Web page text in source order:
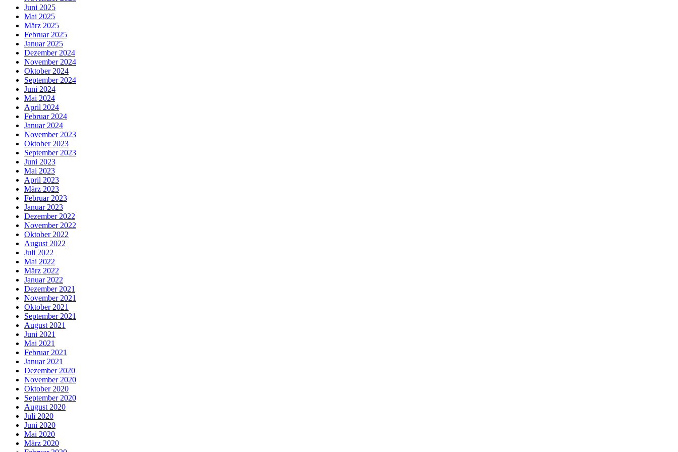
Juni 2025
Mai 2025
März 2025
Februar 2025
Januar 2025
Dezember 2024
November 2024
Oktober 2024
September 2024
Juni 2024
Mai 2024
April 2024
Februar 2024
Januar 2024
November 2023
Oktober 2023
September 2023
Juni 2023
Mai 2023
April 2023
März 2023
Februar 2023
Januar 2023
Dezember 2022
November 2022
Oktober 2022
August 2022
Juli 2022
Mai 2022
März 2022
Januar 2022
Dezember 2021
November 2021
Oktober 2021
September 2021
August 2021
Juni 2021
Mai 2021
Februar 2021
Januar 2021
Dezember 2020
November 2020
Oktober 2020
September 2020
August 2020
Juli 2020
Juni 2020
Mai 2020
März 2020